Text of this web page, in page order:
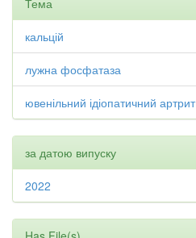
Тема
кальцій
лужна фосфатаза
ювенільний ідіопатичний артрит
за датою випуску
2022